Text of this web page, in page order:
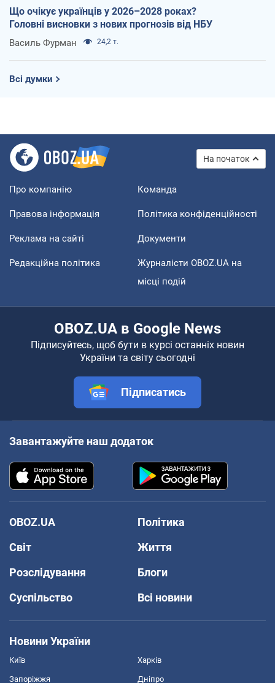
Що очікує українців у 2026–2028 роках?
Головні висновки з нових прогнозів від НБУ
Василь Фурман 24,2 т.
Всі думки
На початок
Про компанію Команда
Правова інформація Політика конфіденційності
Реклама на сайті Документи
Редакційна політика
Журналісти OBOZ.UA на
місці подій
OBOZ.UA в Google News
Підписуйтесь, щоб бути в курсі останніх новин
України та світу сьогодні
Підписатись
Завантажуйте наш додаток
OBOZ.UA
Політика
Світ
Життя
Розслідування
Блоги
Суспільство
Всі новини
Новини України
Київ Харків
Запоріжжя Дніпро